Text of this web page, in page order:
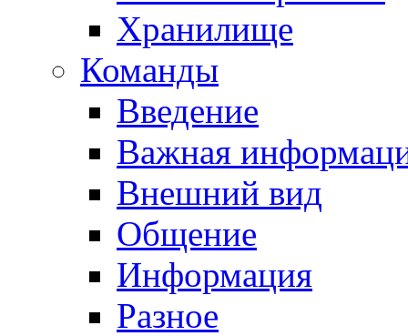
Хранилище
Команды
Введение
Важная
Внешний вид
Общение
Информация
Разное